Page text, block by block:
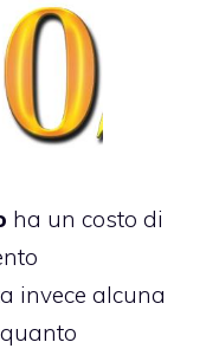
ha un costo di
invece alcuna